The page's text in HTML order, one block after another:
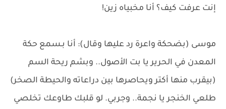
إنت عرفت كيف؟ أنا مخبياه زين!
موسى (بضحكة واعرة رد عليها وقال): أنا بـسمع حكة
المعدن في الحرير يا بت الأصول.. وبشم ريحة السم
(بيقرب منها أكتر ويحاصرها بين دراعاته والحيطة الصخر)
طلعي الخنجر يا نجمة.. وجربي. لو قلبك طاوعك تخلصي